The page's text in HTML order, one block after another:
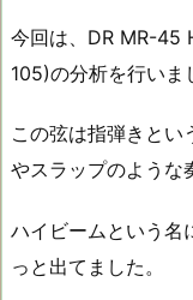
今回は、DR MR-45
105)の分析を行いま
この弦は指弾きとい
やスラップのような
ハイビームという名
っと出てました。